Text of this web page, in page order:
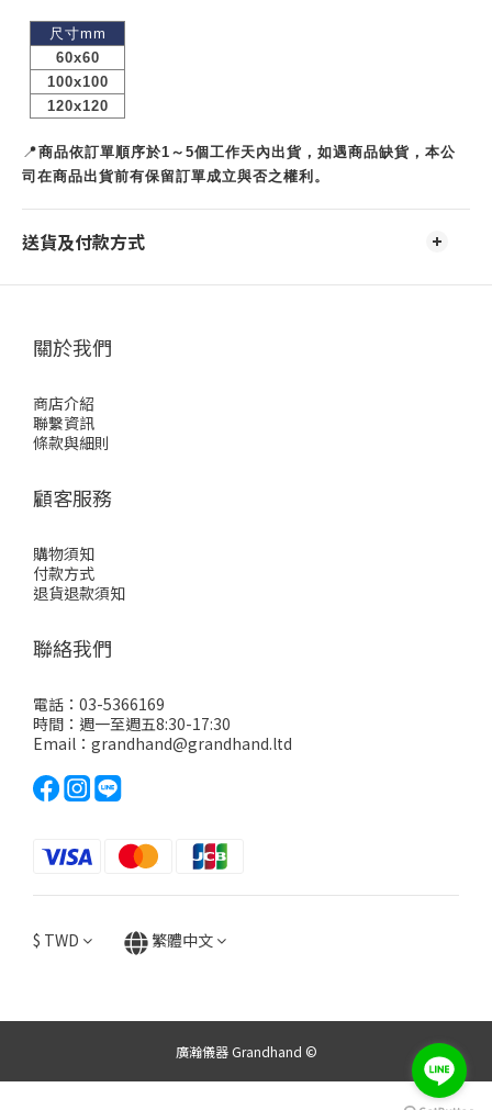
尺寸mm
60x60
100x100
120x120
📍商品依訂單順序於1～5個工作天內出貨，如遇商品缺貨，本公
司在商品出貨前有保留訂單成立與否之權利。
送貨及付款方式
關於我們
商店介紹
聯繫資訊
條款與細則
顧客服務
購物須知
付款方式
退貨退款須知
聯絡我們
電話：03-5366169
時間：週一至週五8:30-17:30
Email：grandhand@grandhand.ltd
$ TWD 繁體中文
廣瀚儀器 Grandhand ©